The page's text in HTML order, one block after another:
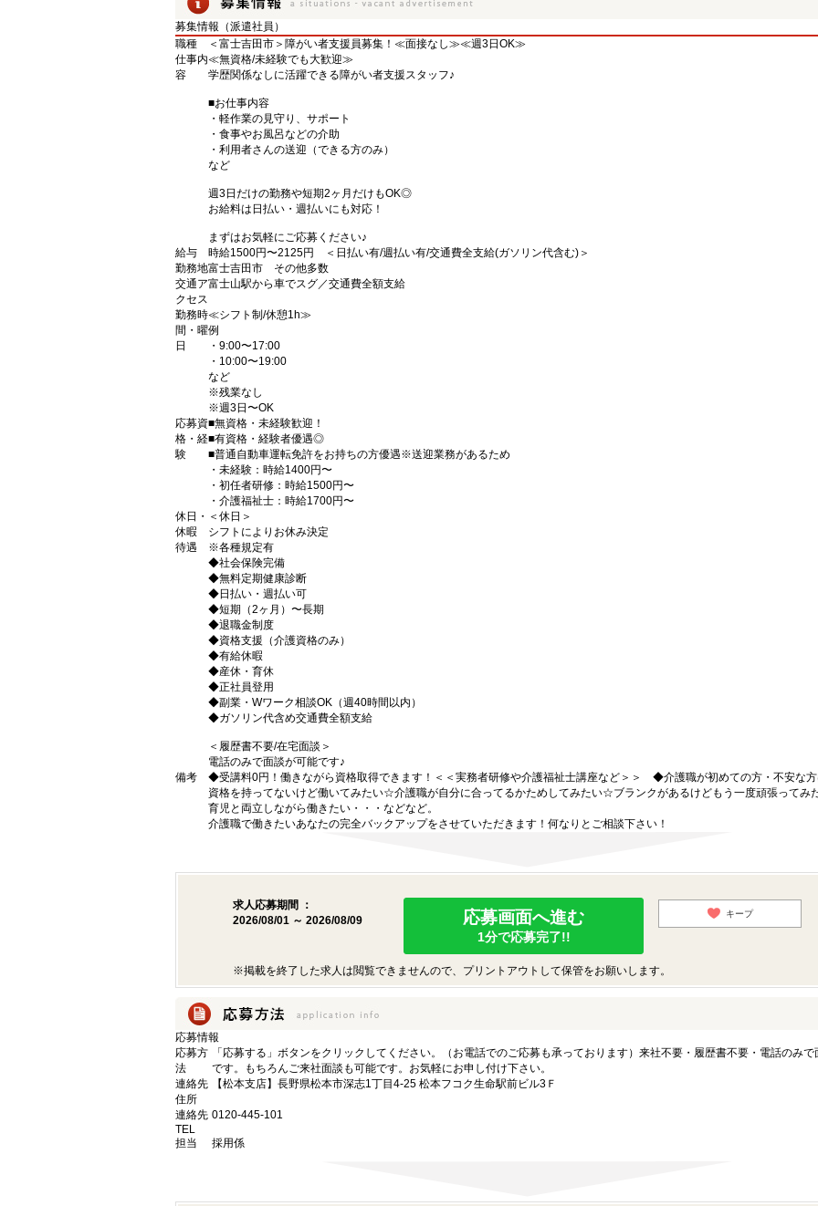
募集情報（派遣社員）
職種
＜富士吉田市＞障がい者支援員募集！≪面接なし≫≪週3日OK≫
仕事内
容
≪無資格/未経験でも大歓迎≫
学歴関係なしに活躍できる障がい者支援スタッフ♪
■お仕事内容
・軽作業の見守り、サポート
・食事やお風呂などの介助
・利用者さんの送迎（できる方のみ）
など
週3日だけの勤務や短期2ヶ月だけもOK◎
お給料は日払い・週払いにも対応！
まずはお気軽にご応募ください♪
給与
時給1500円〜2125円 ＜日払い有/週払い有/交通費全支給(ガソリン代含む)＞
勤務地富士吉田市 その他多数
交通ア
クセス
富士山駅から車でスグ／交通費全額支給
勤務時
間・曜
日
≪シフト制/休憩1h≫
例
・9:00〜17:00
・10:00〜19:00
など
※残業なし
※週3日〜OK
応募資
格・経
験
■無資格・未経験歓迎！
■有資格・経験者優遇◎
■普通自動車運転免許をお持ちの方優遇※送迎業務があるため
・未経験：時給1400円〜
・初任者研修：時給1500円〜
・介護福祉士：時給1700円〜
休日・
休暇
＜休日＞
シフトによりお休み決定
待遇
※各種規定有
◆社会保険完備
◆無料定期健康診断
◆日払い・週払い可
◆短期（2ヶ月）〜長期
◆退職金制度
◆資格支援（介護資格のみ）
◆有給休暇
◆産休・育休
◆正社員登用
◆副業・Wワーク相談OK（週40時間以内）
◆ガソリン代含め交通費全額支給
＜履歴書不要/在宅面談＞
電話のみで面談が可能です♪
備考
◆受講料0円！働きながら資格取得できます！＜＜実務者研修や介護福祉士講座など＞＞ ◆介護職が初めての方・不安な
資格を持ってないけど働いてみたい☆介護職が自分に合ってるかためしてみたい☆ブランクがあるけどもう一度頑張ってみ
育児と両立しながら働きたい・・・などなど。
介護職で働きたいあなたの完全バックアップをさせていただきます！何なりとご相談下さい！
求人応募期間 ：
2026/08/01 ～ 2026/08/09
応募画面へ進む
1分で応募完了!!
キープ
※掲載を終了した求人は閲覧できませんので、プリントアウトして保管をお願いします。
応募情報
応募方
法
「応募する」ボタンをクリックしてください。（お電話でのご応募も承っております）来社不要・履歴書不要・電話のみで
です。もちろんご来社面談も可能です。お気軽にお申し付け下さい。
連絡先
住所
【松本支店】長野県松本市深志1丁目4-25 松本フコク生命駅前ビル3Ｆ
連絡先
TEL
0120-445-101
担当 採用係